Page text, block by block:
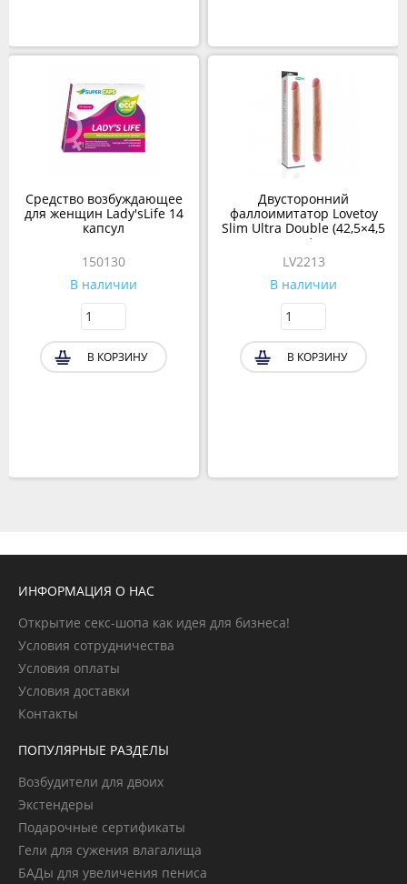
Средство возбуждающее
для женщин Lady'sLife 14
капсул
150130
В наличии
В КОРЗИНУ
Двусторонний
фаллоимитатор Lovetoy
Slim Ultra Double (42,5×4,5
см)
LV2213
В наличии
В КОРЗИНУ
ИНФОРМАЦИЯ О НАС
Открытие секс-шопа как идея для бизнеса!
Условия сотрудничества
Условия оплаты
Условия доставки
Контакты
ПОПУЛЯРНЫЕ РАЗДЕЛЫ
Возбудители для двоих
Экстендеры
Подарочные сертификаты
Гели для сужения влагалища
БАДы для увеличения пениса